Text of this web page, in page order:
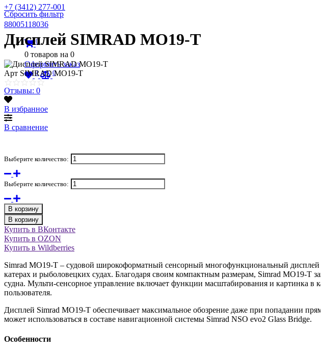
+7 (3412) 277-001
88005118036
0
0 товаров на 0
Оформить заказ
0 0
Сбросить фильтр
Дисплей SIMRAD MO19-T
Арт SIMRAD MO19-T
Отзывы: 0
В избранное
В сравнение
Выберите количество:
Выберите количество:
В корзину
В корзину
Купить в ВКонтакте
Купить в OZON
Купить в Wildberries
Simrad MO19-T – судовой широкоформатный сенсорный многофункциональный
катерах и рыболовецких судах. Благодаря своим компактным размерам, Simrad MO19-
судна. Мульти-сенсорное управление включает функции масштабирования и картинка
пользователя.
Дисплей Simrad MO19-T обеспечивает максимальное обозрение даже при попадании
может использоваться в составе навигационной системы Simrad NSO evo2 Glass Bridge.
Особенности